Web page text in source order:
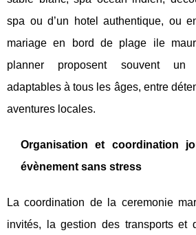
spa ou d’un hotel authentique, ou
mariage en bord de plage ile
planner proposent souvent un
adaptables à tous les âges, entre
aventures locales.
Organisation et coordination
évènement sans stress
La coordination de la ceremonie
invités, la gestion des transports et